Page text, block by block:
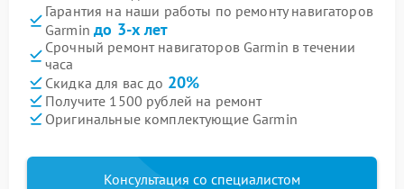
Гарантия на наши работы по ремонту навигаторов
Garminдо 3-х лет
Срочный ремонт навигаторов Garmin в течении
часа
Скидка для вас до 20%
Получите 1500 рублей на ремонт
Оригинальные комплектующие Garmin
Консультация со специалистом